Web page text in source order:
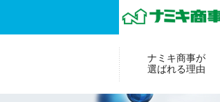
ナミキ商事が
選ばれる理由